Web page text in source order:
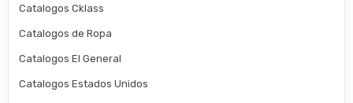
Catalogos Cklass
Catalogos de Ropa
Catalogos El General
Catalogos Estados Unidos